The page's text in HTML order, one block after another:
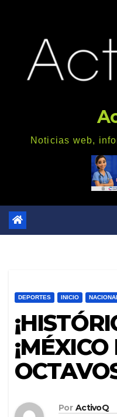
Noticias web,
DEPORTES INICIO
Por ActivoQ